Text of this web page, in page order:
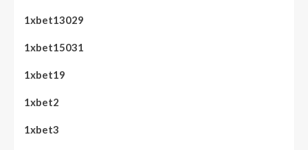
1xbet13029
1xbet15031
1xbet19
1xbet2
1xbet3